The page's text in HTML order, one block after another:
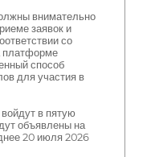
внимательно
заявок и
со
платформе
способ
для участия в
в пятую
объявлены на
20 июля 2026